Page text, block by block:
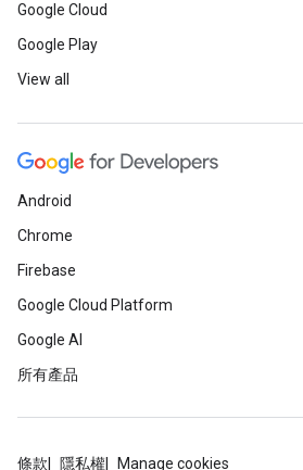
Google Cloud
Google Play
View all
Android
Chrome
Firebase
Google Cloud Platform
Google AI
所有產品
條款 隱私權 Manage cookies